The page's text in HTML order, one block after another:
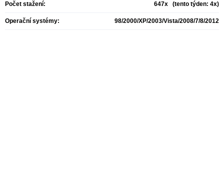
Počet stažení: 647x (tento týden: 4x)
Operační systémy: 98/2000/XP/2003/Vista/2008/7/8/2012